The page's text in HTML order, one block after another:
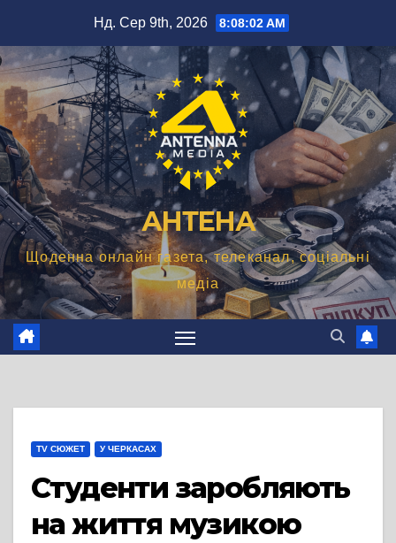
вмісту
Нд. Сер 9th, 2026 8:08:03 AM
АНТЕНА
Щоденна онлайн газета, телеканал, соціальні
медіа
TV СЮЖЕТ У ЧЕРКАСАХ
Студенти заробляють
на життя музикою